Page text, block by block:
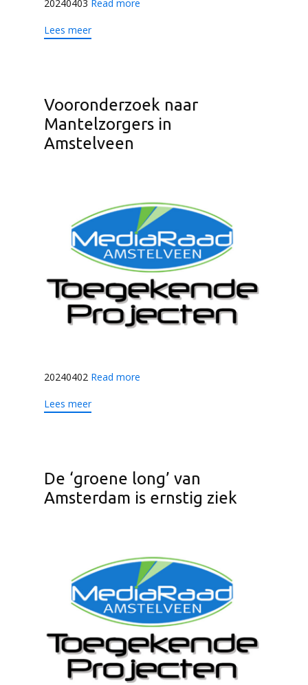
20240403 Read more
Lees meer
Vooronderzoek naar
Mantelzorgers in
Amstelveen
20240402 Read more
Lees meer
De ‘groene long’ van
Amsterdam is ernstig ziek